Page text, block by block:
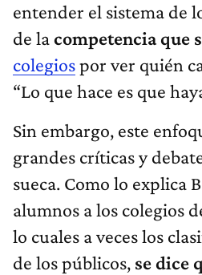
entender el sistema de
de lacompetencia que
colegiospor ver quién
“Lo que hace es que
Sin embargo, este
grandes críticas y
sueca. Como lo explica
alumnos a los colegios
lo cuales a veces los
de los públicos, se dice